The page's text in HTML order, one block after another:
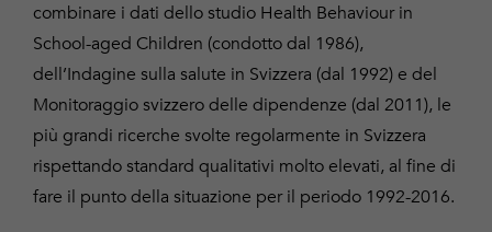
combinare i dati dello studio Health Behaviour in
School-aged Children (condotto dal 1986),
dell’Indagine sulla salute in Svizzera (dal 1992) e del
Monitoraggio svizzero delle dipendenze (dal 2011), le
più grandi ricerche svolte regolarmente in Svizzera
rispettando standard qualitativi molto elevati, al fine di
fare il punto della situazione per il periodo 1992-2016.